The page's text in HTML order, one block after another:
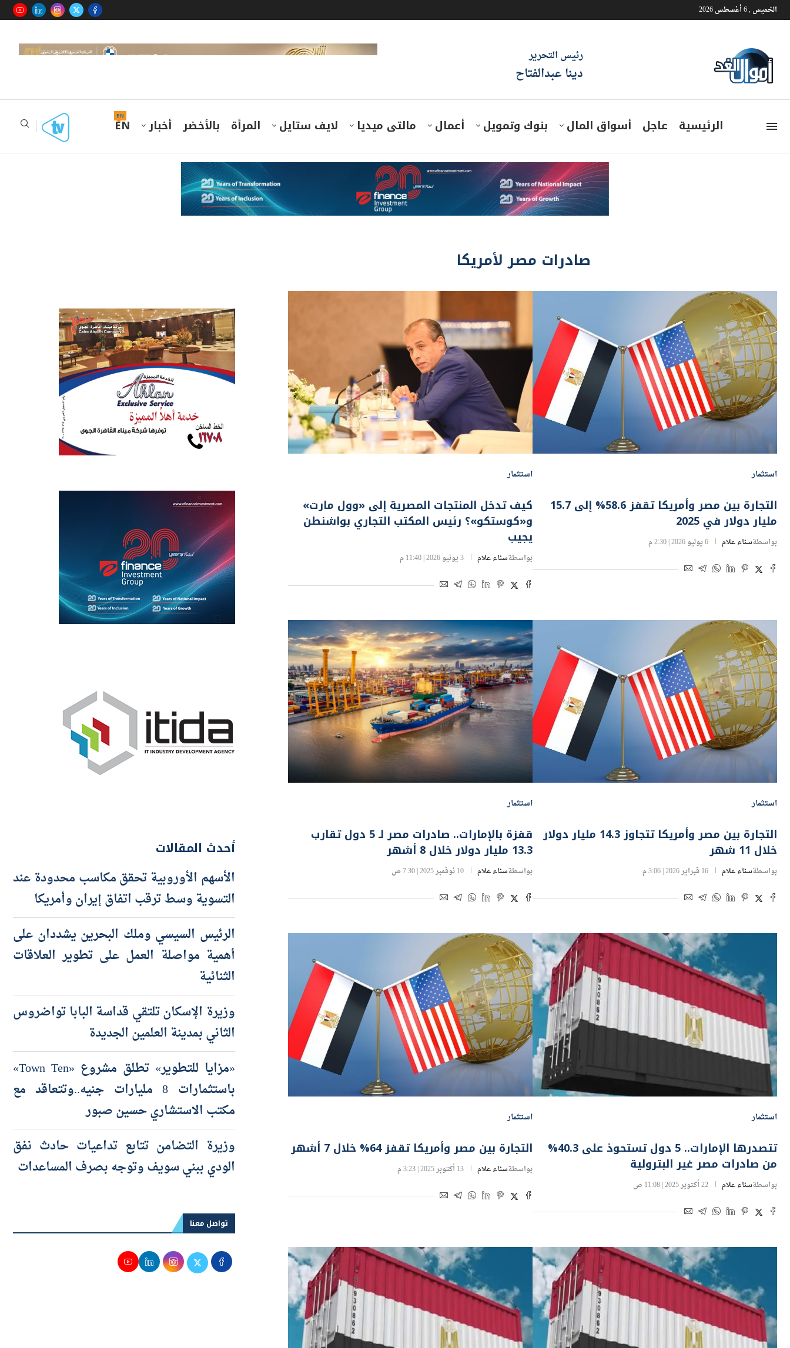
الخميس , 6 أغسطس 2026
رئيس التحرير
دينا عبدالفتاح
الرئيسية عاجل أسواق المال بنوك وتمويل أعمال مالتى ميديا لايف ستايل المرأة بالأخضر أخبار EN
EN
صادرات مصر لأمريكا
استثمار
التجارة بين مصر وأمريكا تقفز 58.6% إلى 15.7
مليار دولار في 2025
بواسطةسناء علام 6 يوليو 2026 | 2:30 م
استثمار
كيف تدخل المنتجات المصرية إلى «وول مارت»
و«كوستكو»؟ رئيس المكتب التجاري بواشنطن
يجيب
بواسطةسناء علام 3 يونيو 2026 | 11:40 م
استثمار
التجارة بين مصر وأمريكا تتجاوز 14.3 مليار دولار
خلال 11 شهر
بواسطةسناء علام 16 فبراير 2026 | 3:06 م
استثمار
قفزة بالإمارات.. صادرات مصر لـ 5 دول تقارب
13.3 مليار دولار خلال 8 أشهر
بواسطةسناء علام 10 نوفمبر 2025 | 7:30 ص
استثمار
تتصدرها الإمارات.. 5 دول تستحوذ على 40.3%
من صادرات مصر غير البترولية
بواسطةسناء علام 22 أكتوبر 2025 | 11:08 ص
استثمار
التجارة بين مصر وأمريكا تقفز 64% خلال 7 أشهر
بواسطةسناء علام 13 أكتوبر 2025 | 3:23 م
أحدث المقالات
الأسهم الأوروبية تحقق مكاسب محدودة عند
التسوية وسط ترقب اتفاق إيران وأمريكا
الرئيس السيسي وملك البحرين يشددان على
أهمية مواصلة العمل على تطوير العلاقات
الثنائية
وزيرة الإسكان تلتقي قداسة البابا تواضروس
الثاني بمدينة العلمين الجديدة
«مزايا للتطوير» تطلق مشروع «Town Ten»
باستثمارات 8 مليارات جنيه..وتتعاقد مع
مكتب الاستشاري حسين صبور
وزيرة التضامن تتابع تداعيات حادث نفق
الودي ببني سويف وتوجه بصرف المساعدات
تواصل معنا